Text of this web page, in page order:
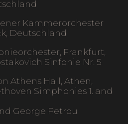
Kammerorchester
Deutschland
Frankfurt,
Sinfonie Nr. 5
Athens Hall, Athen,
Simphonies 1. and
George Petrou